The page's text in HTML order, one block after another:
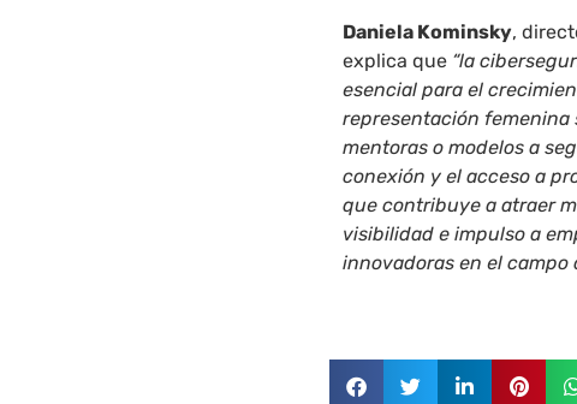
Daniela Kominsky,
explica que “la
esencial para el
representación
mentoras o modelos a
conexión y el acceso a
que contribuye a atraer
visibilidad e impulso a
innovadoras en el